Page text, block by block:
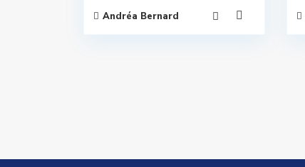
Andréa Bernard